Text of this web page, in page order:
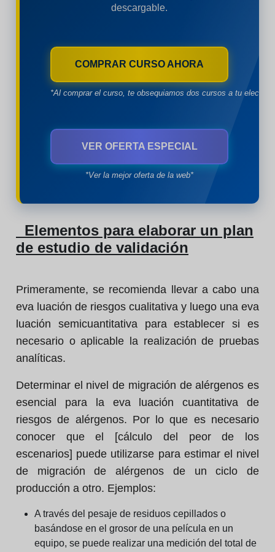
descargable.
COMPRAR CURSO AHORA
*Al comprar el curso, te obsequiamos dos cursos a tu
VER OFERTA ESPECIAL
*Ver la mejor oferta de la web*
Elementos para elaborar un plan
de estudio de validación
Primeramente, se recomienda llevar a cabo una
eva luación de riesgos cualitativa y luego una eva
luación semicuantitativa para establecer si es
necesario o aplicable la realización de pruebas
analíticas.
Determinar el nivel de migración de alérgenos es
esencial para la eva luación cuantitativa de
riesgos de alérgenos. Por lo que es necesario
conocer que el [cálculo del peor de los
escenarios] puede utilizarse para estimar el nivel
de migración de alérgenos de un ciclo de
producción a otro. Ejemplos:
A través del pesaje de residuos cepillados o
basándose en el grosor de una película en un
equipo, se puede realizar una medición del total de